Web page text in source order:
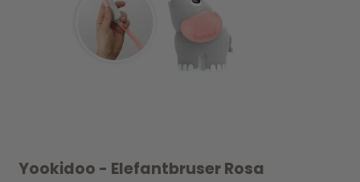
Yookidoo - Elefantbruser Rosa